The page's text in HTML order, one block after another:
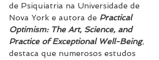
de Psiquiatria na Universidade de
Nova York e autora de Practical
Optimism: The Art, Science, and
Practice of Exceptional Well-Being,
destaca que numerosos estudos